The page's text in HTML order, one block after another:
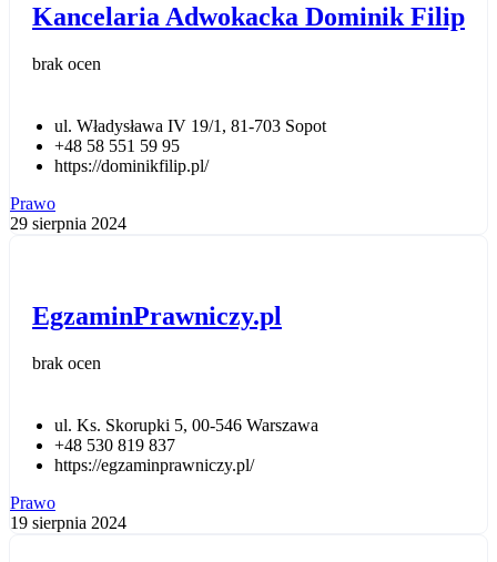
Kancelaria Adwokacka Dominik Filip
brak ocen
ul. Władysława IV 19/1, 81-703 Sopot
+48 58 551 59 95
https://dominikfilip.pl/
Prawo
29 sierpnia 2024
EgzaminPrawniczy.pl
brak ocen
ul. Ks. Skorupki 5, 00-546 Warszawa
+48 530 819 837
https://egzaminprawniczy.pl/
Prawo
19 sierpnia 2024